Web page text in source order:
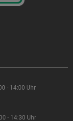
- 14:00 Uhr
- 14:30 Uhr